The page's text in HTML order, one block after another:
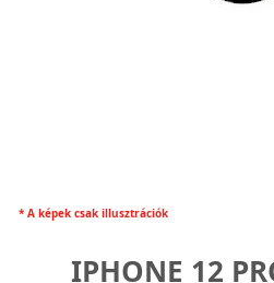
* A képek csak illusztrációk
IPHONE 12